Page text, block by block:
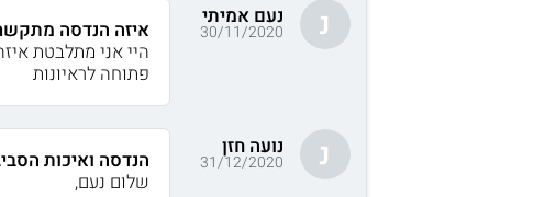
נ נעם אמיתי
30/11/2020
איזה הנדסה
היי אני מתלבטת
פתוחה לראיונות
נ נועה חזן
31/12/2020
הנדסה ואיכות
שלום נעם,